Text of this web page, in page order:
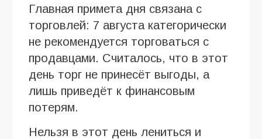
Главная примета дня связана с
торговлей: 7 августа категорически
не рекомендуется торговаться с
продавцами. Считалось, что в этот
день торг не принесёт выгоды, а
лишь приведёт к финансовым
потерям.
Нельзя в этот день лениться и